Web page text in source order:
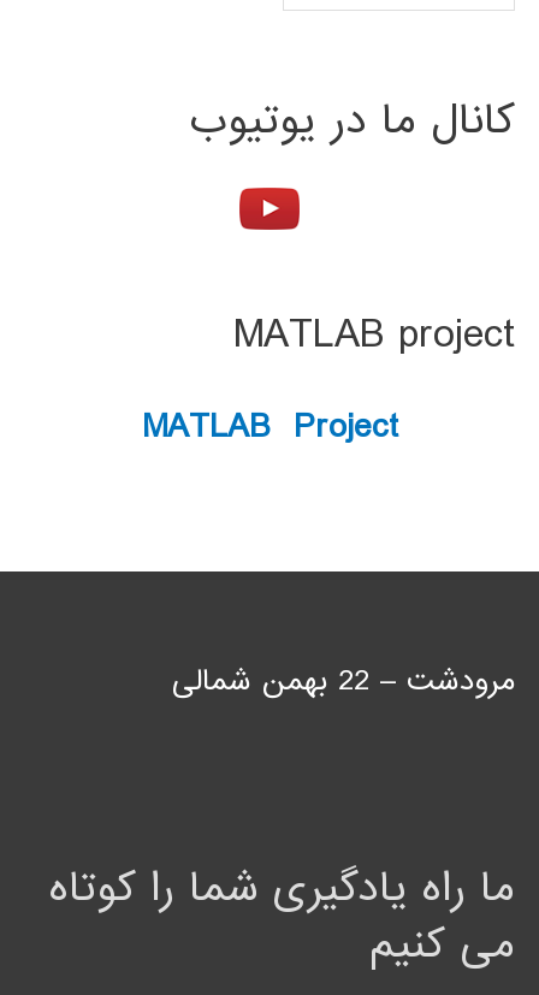
کانال ما در یوتیوب
MATLAB project
MATLAB Project
مرودشت – 22 بهمن شمالی
ما راه یادگیری شما را کوتاه
می کنیم